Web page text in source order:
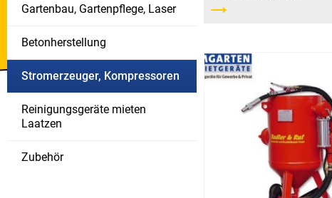
Gartenbau, Gartenpflege, Laser
Betonherstellung
Stromerzeuger, Kompressoren
Reinigungsgeräte mieten
Laatzen
Zubehör
Bautrockner